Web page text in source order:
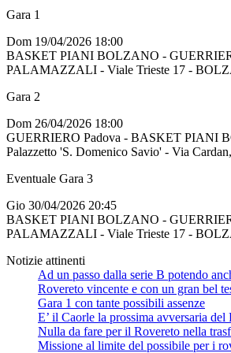
Gara 1
Dom 19/04/2026 18:00
BASKET PIANI BOLZANO -
PALAMAZZALI - Viale Trieste 17 -
Gara 2
Dom 26/04/2026 18:00
GUERRIERO Padova - BASKET PIANI
Palazzetto 'S. Domenico Savio' - Via
Eventuale Gara 3
Gio 30/04/2026 20:45
BASKET PIANI BOLZANO -
PALAMAZZALI - Viale Trieste 17 -
Notizie attinenti
Ad un passo dalla serie B potendo
Rovereto vincente e con un gran bel
Gara 1 con tante possibili assenze
E’ il Caorle la prossima avversaria del
Nulla da fare per il Rovereto nella
Missione al limite del possibile per i